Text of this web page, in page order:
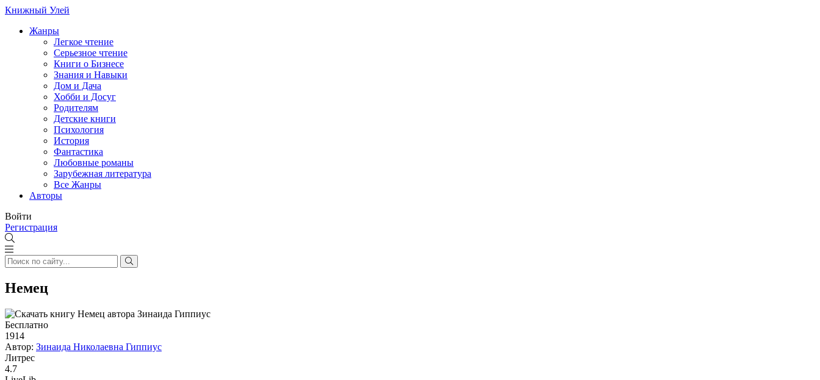
Книжный Улей
Жанры
Легкое чтение
Серьезное чтение
Книги о Бизнесе
Знания и Навыки
Дом и Дача
Хобби и Досуг
Родителям
Детские книги
Психология
История
Фантастика
Любовные романы
Зарубежная литература
Все Жанры
Авторы
Войти
Регистрация
Немец
Бесплатно
1914
Автор: Зинаида Николаевна Гиппиус
Литрес
4.7